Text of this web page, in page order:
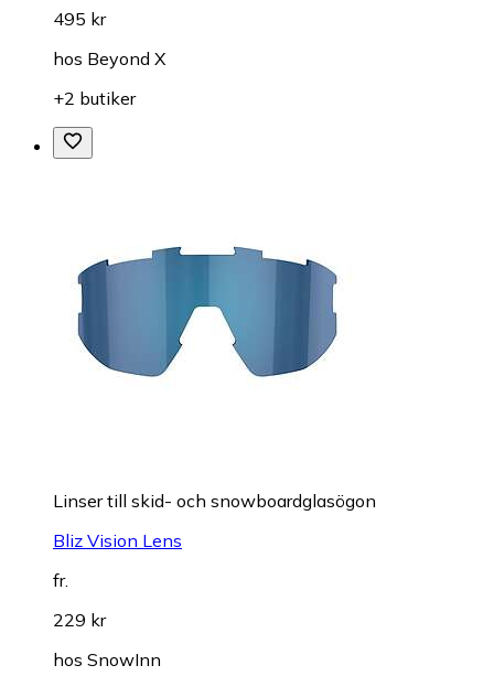
495 kr
hos Beyond X
+2 butiker
Linser till skid- och snowboardglasögon
Bliz Vision Lens
fr.
229 kr
hos SnowInn